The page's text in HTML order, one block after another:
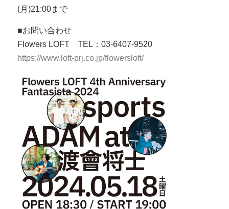
(月)21:00まで
■お問い合わせ
Flowers LOFT TEL：03-6407-9520
https://www.loft-prj.co.jp/flowersloft/